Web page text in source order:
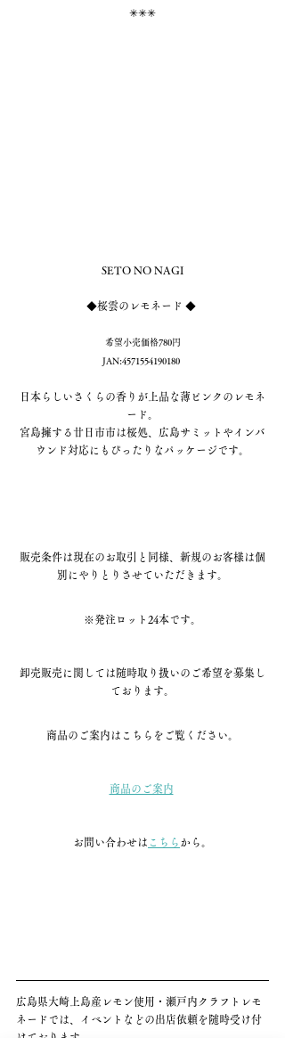
✳︎✳︎✳︎
SETO NO NAGI
◆桜雲の レモネード ◆
希望小売価格780円
JAN:4571554190180
日本らしいさくらの香りが上品な薄ピンクのレモネ
ード。
宮島擁する廿日市市は桜処、広島サミットやインバ
ウンド対応にもぴったりなパッケージです。
販売条件は現在のお取引と同様、新規のお客様は個
別にやりとりさせていただきます。
※発注ロット24本です。
卸売販売に関しては随時取り扱いのご希望を募集し
ております。
商品のご案内はこちらをご覧ください。
商品のご案内
お問い合わせは こちら から。
広島県大崎上島産レモン使用・瀬戸内クラフトレモ
ネードでは、イベントなどの出店依頼を随時受け付